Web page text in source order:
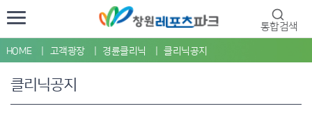
통합검색
HOME 고객광장 경륜클리닉 클리닉공지
클리닉공지